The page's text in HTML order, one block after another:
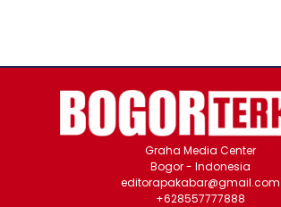
Graha Media Center
Bogor - Indonesia
editorapakabar@gmail.com
+628557777888